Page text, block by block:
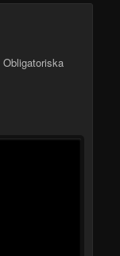
Obligatoriska